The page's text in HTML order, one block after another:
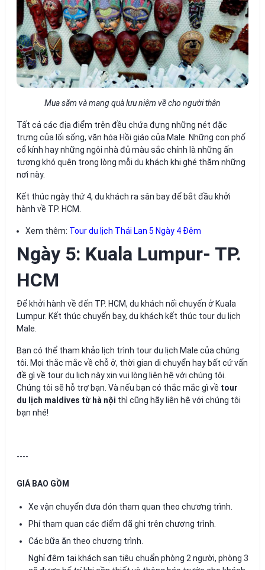
Mua sắm và mang quà lưu niệm về cho người thân
Tất cả các địa điểm trên đều chứa đựng những nét đặc
trưng của lối sống, văn hóa Hồi giáo của Male. Những con phố
cổ kính hay những ngôi nhà đủ màu sắc chính là những ấn
tượng khó quên trong lòng mỗi du khách khi ghé thăm những
nơi này.
Kết thúc ngày thứ 4, du khách ra sân bay để bắt đầu khởi
hành về TP. HCM.
Xem thêm: Tour du lịch Thái Lan 5 Ngày 4 Đêm
Ngày 5: Kuala Lumpur- TP.
HCM
Để khởi hành về đến TP. HCM, du khách nối chuyến ở Kuala
Lumpur. Kết thúc chuyến bay, du khách kết thúc tour du lịch
Male.
Bạn có thể tham khảo lịch trình tour du lịch Male của chúng
tôi. Mọi thắc mắc về chỗ ở, thời gian di chuyển hay bất cứ vấn
đề gì về tour du lịch này xin vui lòng liên hệ với chúng tôi.
Chúng tôi sẽ hỗ trợ bạn. Và nếu bạn có thắc mắc gì về tour
du lịch maldives từ hà nội thì cũng hãy liên hệ với chúng tôi
bạn nhé!
----
GIÁ BAO GỒM
Xe vận chuyển đưa đón tham quan theo chương trình.
Phí tham quan các điểm đã ghi trên chương trình.
Các bữa ăn theo chương trình.
Nghỉ đêm tại khách sạn tiêu chuẩn phòng 2 người, phòng 3